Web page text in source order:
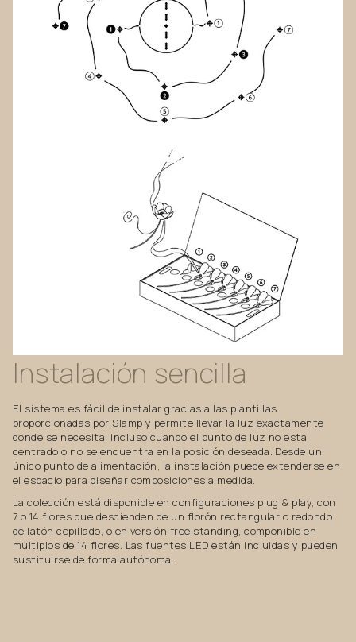
Instalación sencilla
El sistema es fácil de instalar gracias a las plantillas
proporcionadas por Slamp y permite llevar la luz exactamente
donde se necesita, incluso cuando el punto de luz no está
centrado o no se encuentra en la posición deseada. Desde un
único punto de alimentación, la instalación puede extenderse en
el espacio para diseñar composiciones a medida.
La colección está disponible en configuraciones plug & play, con
7 o 14 flores que descienden de un florón rectangular o redondo
de latón cepillado, o en versión free standing, componible en
múltiplos de 14 flores. Las fuentes LED están incluidas y pueden
sustituirse de forma autónoma.